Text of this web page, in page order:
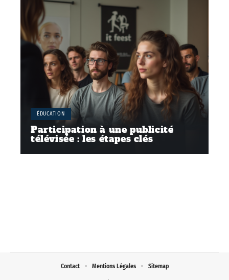
ÉDUCATION
Participation à une publicité
télévisée : les étapes clés
Contact Mentions Légales Sitemap